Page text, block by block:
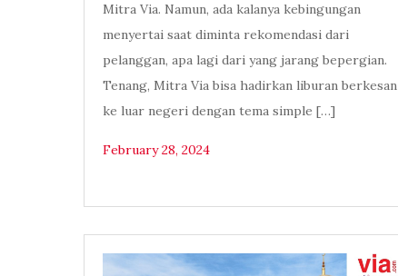
Mitra Via. Namun, ada kalanya kebingungan
menyertai saat diminta rekomendasi dari
pelanggan, apa lagi dari yang jarang bepergian.
Tenang, Mitra Via bisa hadirkan liburan berkesan
ke luar negeri dengan tema simple […]
February 28, 2024